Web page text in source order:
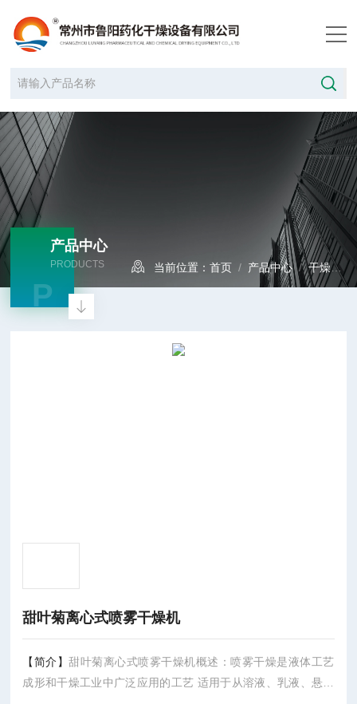
产品中心
PRODUCTS
P
当前位置：首页 / 产品中心/干燥设备
甜叶菊离心式喷雾干燥机
【简介】甜叶菊离心式喷雾干燥机概述：喷雾干燥是液体工艺
成形和干燥工业中广泛应用的工艺 适用于从溶液、乳液、悬浮